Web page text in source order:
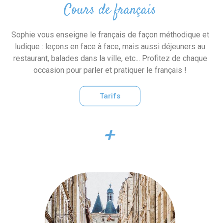
Cours de français
Sophie vous enseigne le français de façon méthodique et
ludique : leçons en face à face, mais aussi déjeuners au
restaurant, balades dans la ville, etc... Profitez de chaque
occasion pour parler et pratiquer le français !
Tarifs
+